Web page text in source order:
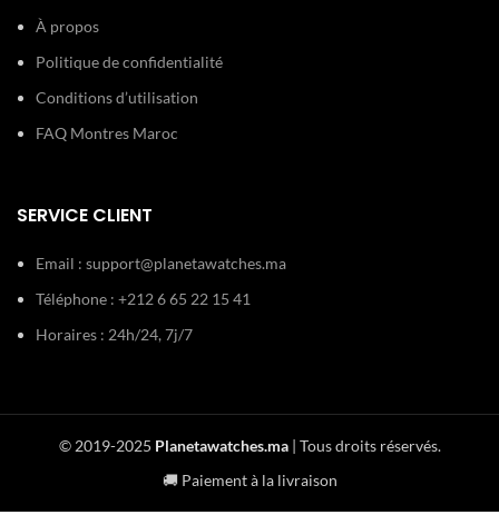
À propos
Politique de confidentialité
Conditions d’utilisation
FAQ Montres Maroc
SERVICE CLIENT
Email : support@planetawatches.ma
Téléphone : +212 6 65 22 15 41
Horaires : 24h/24, 7j/7
© 2019-2025 Planetawatches.ma| Tous droits réservés.
🚚 Paiement à la livraison